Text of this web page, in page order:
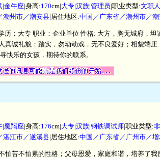
|金牛座|身高:170cm|大专|汉族|管理员|职业类型:文职
潮州市／潮安县|居住地区:中国／广东省／潮州市／
历：大专 职业：企业单位 性格: 大方，胸无城府，
真诚礼貌；踏实，勿动动戏，无不良爱好；相貌端
快乐的女孩，期待你的联系。
|魔羯座|身高:176cm|大专|汉族|钢铁调试师|职业类型:
湛江市／遂溪县|居住地区:中国／广东省／广州市／
怕苦不怕累的性格；父母恩爱，家庭和谐，培养了